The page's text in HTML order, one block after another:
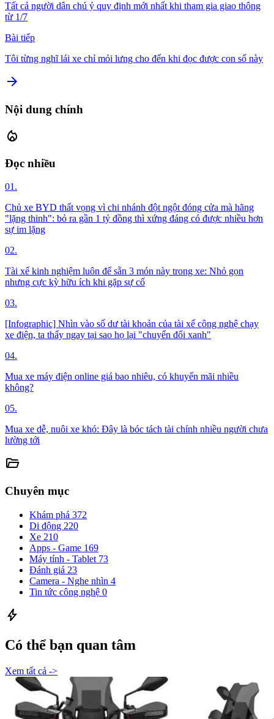
Tất cả người dân chú ý quy định mới nhất khi tham gia giao thông
từ 1/7
Bài tiếp
Tôi từng nghĩ lái xe chỉ mỏi lưng cho đến khi đọc được con số này
arrow_forward
Nội dung chính
local_fire_department
Đọc nhiều
01.
Chủ xe BYD thất vọng vì chi nhánh đột ngột đóng cửa mà hãng
"lặng thinh": bỏ ra gần 1 tỷ đồng thì xứng đáng có được nhiều hơn
sự im lặng
02.
Tài xế kinh nghiệm luôn để sẵn 3 món này trong xe: Nhỏ gọn
nhưng cực kỳ hữu ích khi gặp sự cố
03.
[Infographic] Nhìn vào số dư tài khoản của tài xế công nghệ chạy
xe điện, ta thấy ngay tại sao họ lại "chuyển đổi xanh"
04.
Mua xe máy điện online giá bao nhiêu, có khuyến mãi nhiều
không?
05.
Mua xe dễ, nuôi xe khó: Đây là bóc tách tài chính nhiều người chưa
lường tới
folder_open
Chuyên mục
Khám phá 372
Di động 220
Xe 210
Apps - Game 169
Máy tính - Tablet 73
Đánh giá 23
Camera - Nghe nhìn 4
Tin tức công nghệ 0
bolt
Có thể bạn quan tâm
Xem tất cả ->